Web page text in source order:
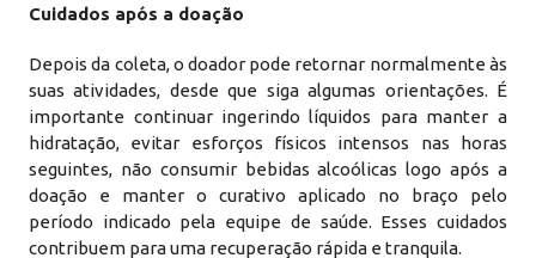
Cuidados após a doação
Depois da coleta, o doador pode retornar normalmente às
suas atividades, desde que siga algumas orientações. É
importante continuar ingerindo líquidos para manter a
hidratação, evitar esforços físicos intensos nas horas
seguintes, não consumir bebidas alcoólicas logo após a
doação e manter o curativo aplicado no braço pelo
período indicado pela equipe de saúde. Esses cuidados
contribuem para uma recuperação rápida e tranquila.